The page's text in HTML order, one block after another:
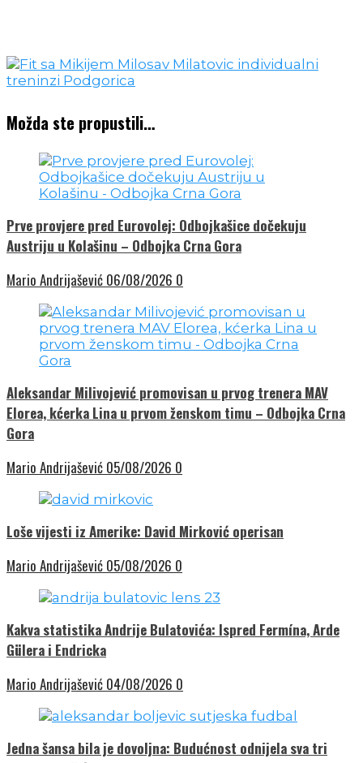
Možda ste propustili…
Prve provjere pred Eurovolej: Odbojkašice dočekuju
Austriju u Kolašinu – Odbojka Crna Gora
Mario Andrijašević 06/08/2026 0
Aleksandar Milivojević promovisan u prvog trenera MAV
Elorea, kćerka Lina u prvom ženskom timu – Odbojka Crna
Gora
Mario Andrijašević 05/08/2026 0
Loše vijesti iz Amerike: David Mirković operisan
Mario Andrijašević 05/08/2026 0
Kakva statistika Andrije Bulatovića: Ispred Fermína, Arde
Gülera i Endricka
Mario Andrijašević 04/08/2026 0
Jedna šansa bila je dovoljna: Budućnost odnijela sva tri